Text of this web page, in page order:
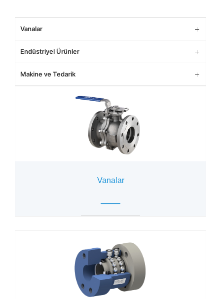
Vanalar
Endüstriyel Ürünler
Makine ve Tedarik
Vanalar